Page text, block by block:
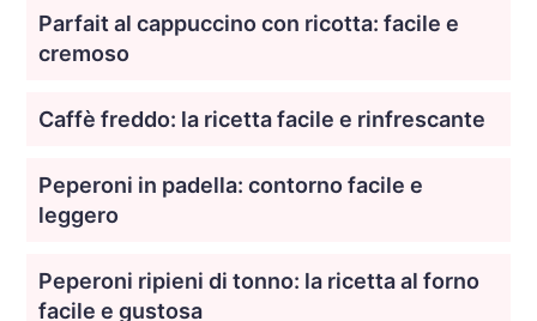
Parfait al cappuccino con ricotta: facile e
cremoso
Caffè freddo: la ricetta facile e rinfrescante
Peperoni in padella: contorno facile e
leggero
Peperoni ripieni di tonno: la ricetta al forno
facile e gustosa